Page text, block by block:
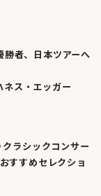
者、日本ツアーへ
ス・エッガー
ラシックコンサー
すすめセレクショ